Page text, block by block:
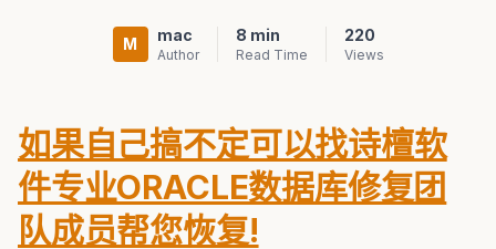
M mac
Author
8 min
Read Time
220
Views
如果自己搞不定可以找诗檀软
件专业ORACLE数据库修复团
队成员帮您恢复!